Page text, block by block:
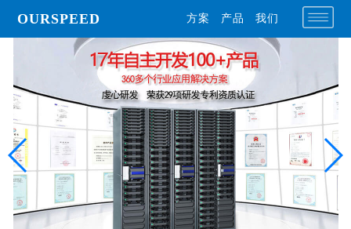
OURSPEED 方案 产品 我们